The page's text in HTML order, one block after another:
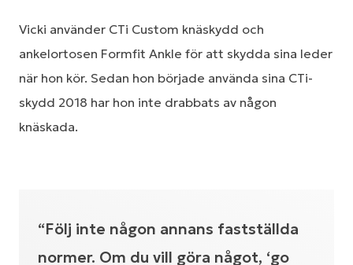
Vicki använder CTi Custom knäskydd och
ankelortosen Formfit Ankle för att skydda sina leder
när hon kör. Sedan hon började använda sina CTi-
skydd 2018 har hon inte drabbats av någon
knäskada.
“Följ inte någon annans fastställda
normer. Om du vill göra något, ‘go